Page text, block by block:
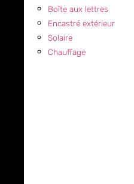
Boîte aux lettres
Encastré extérieur
Solaire
Chauffage